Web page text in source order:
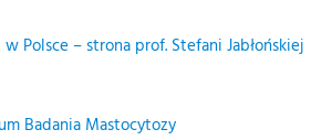
Polsce – strona prof. Stefani Jabłońskiej
Badania Mastocytozy